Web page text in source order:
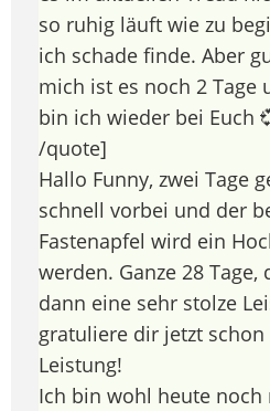
so ruhig läuft wie zu
ich schade finde. Aber
mich ist es noch 2 Tage
bin ich wieder bei Euch
/quote]
Hallo Funny, zwei Tage
schnell vorbei und der
Fastenapfel wird ein
werden. Ganze 28 Tage,
dann eine sehr stolze
gratuliere dir jetzt schon
Leistung!
Ich bin wohl heute noch